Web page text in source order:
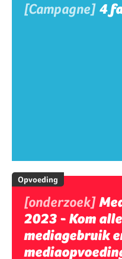
[Campagne] 4
Opvoeding
[onderzoek]
2023 - Kom
mediagebruik